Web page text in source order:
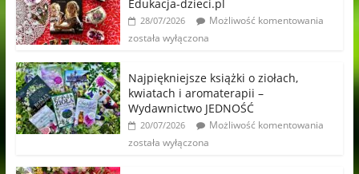
Edukacja-dzieci.pl
28/07/2026
Możliwość komentowania
została wyłączona
Najpiękniejsze książki o ziołach,
kwiatach i aromaterapii –
Wydawnictwo JEDNOŚĆ
20/07/2026
Możliwość komentowania
została wyłączona